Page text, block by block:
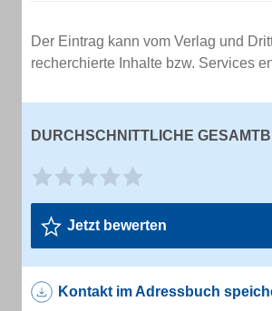
Der Eintrag kann vom Verlag und
recherchierte Inhalte bzw. Services
DURCHSCHNITTLICHE
Jetzt bewerten
Kontakt im Adressbuch